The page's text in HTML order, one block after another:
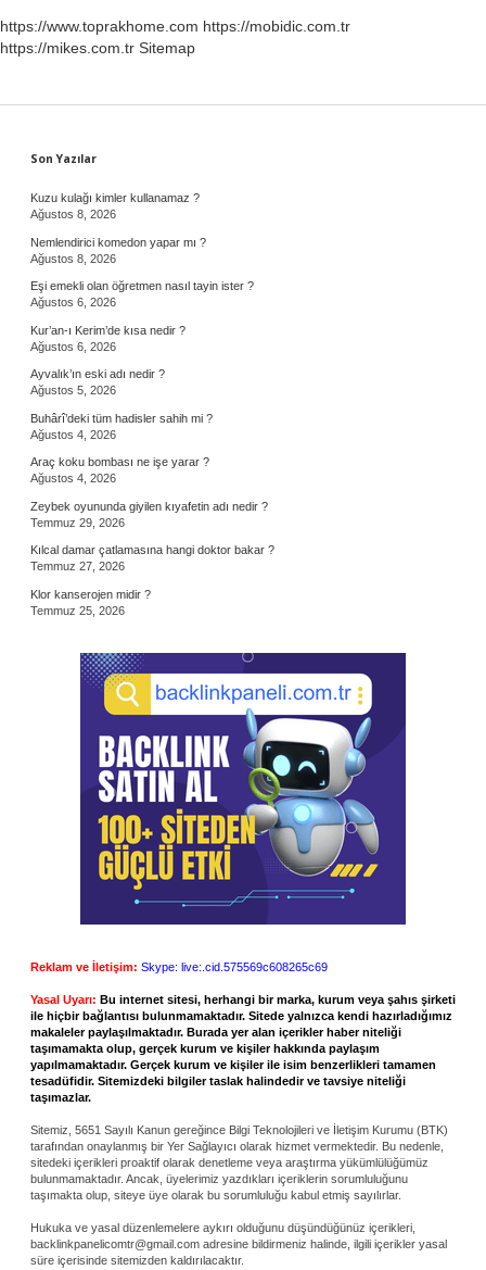
https://www.toprakhome.com https://mobidic.com.tr
https://mikes.com.tr Sitemap
Sidebar
Son Yazılar
Kuzu kulağı kimler kullanamaz ?
Ağustos 8, 2026
Nemlendirici komedon yapar mı ?
Ağustos 8, 2026
Eşi emekli olan öğretmen nasıl tayin ister ?
Ağustos 6, 2026
Kur’an-ı Kerim’de kısa nedir ?
Ağustos 6, 2026
Ayvalık’ın eski adı nedir ?
Ağustos 5, 2026
Buhârî’deki tüm hadisler sahih mi ?
Ağustos 4, 2026
Araç koku bombası ne işe yarar ?
Ağustos 4, 2026
Zeybek oyununda giyilen kıyafetin adı nedir ?
Temmuz 29, 2026
Kılcal damar çatlamasına hangi doktor bakar ?
Temmuz 27, 2026
Klor kanserojen midir ?
Temmuz 25, 2026
Reklam ve İletişim: Skype: live:.cid.575569c608265c69
Yasal Uyarı: Bu internet sitesi, herhangi bir marka, kurum veya şahıs şirketi
ile hiçbir bağlantısı bulunmamaktadır. Sitede yalnızca kendi hazırladığımız
makaleler paylaşılmaktadır. Burada yer alan içerikler haber niteliği
taşımamakta olup, gerçek kurum ve kişiler hakkında paylaşım
yapılmamaktadır. Gerçek kurum ve kişiler ile isim benzerlikleri tamamen
tesadüfidir. Sitemizdeki bilgiler taslak halindedir ve tavsiye niteliği
taşımazlar.
Sitemiz, 5651 Sayılı Kanun gereğince Bilgi Teknolojileri ve İletişim Kurumu (BTK)
tarafından onaylanmış bir Yer Sağlayıcı olarak hizmet vermektedir. Bu nedenle,
sitedeki içerikleri proaktif olarak denetleme veya araştırma yükümlülüğümüz
bulunmamaktadır. Ancak, üyelerimiz yazdıkları içeriklerin sorumluluğunu
taşımakta olup, siteye üye olarak bu sorumluluğu kabul etmiş sayılırlar.
Hukuka ve yasal düzenlemelere aykırı olduğunu düşündüğünüz içerikleri,
backlinkpanelicomtr@gmail.com adresine bildirmeniz halinde, ilgili içerikler yasal
süre içerisinde sitemizden kaldırılacaktır.